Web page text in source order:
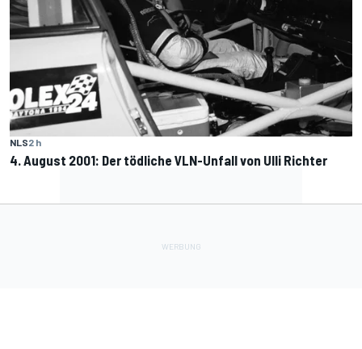
NLS2 h
4. August 2001: Der tödliche VLN-Unfall von Ulli Richter